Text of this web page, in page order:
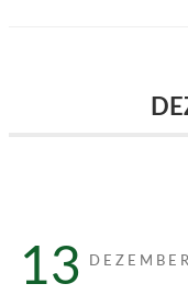
13 DEZEMBER